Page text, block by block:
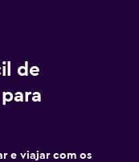
de
e viajar com os